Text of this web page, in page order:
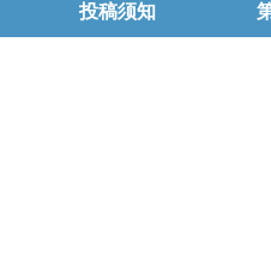
投稿须知